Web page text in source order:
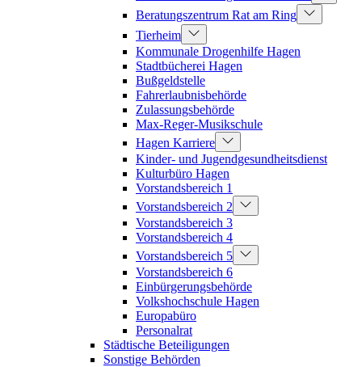
Beratungszentrum Rat am Ring
Tierheim
Kommunale Drogenhilfe Hagen
Stadtbücherei Hagen
Bußgeldstelle
Fahrerlaubnisbehörde
Zulassungsbehörde
Max-Reger-Musikschule
Hagen Karriere
Kinder- und Jugendgesundheitsdienst
Kulturbüro Hagen
Vorstandsbereich 1
Vorstandsbereich 2
Vorstandsbereich 3
Vorstandsbereich 4
Vorstandsbereich 5
Vorstandsbereich 6
Einbürgerungsbehörde
Volkshochschule Hagen
Europabüro
Personalrat
Städtische Beteiligungen
Sonstige Behörden